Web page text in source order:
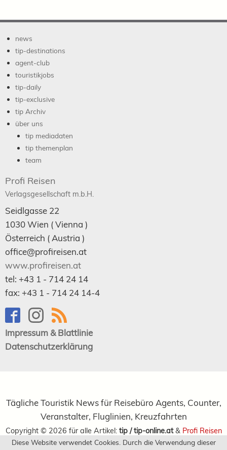
Diese Website verwendet Cookies. Durch die Verwendung dieser
news
tip-destinations
agent-club
touristikjobs
tip-daily
tip-exclusive
tip Archiv
über uns
tip mediadaten
tip themenplan
team
Profi Reisen
Verlagsgesellschaft m.b.H.
Seidlgasse 22
1030Wien ( Vienna )
Österreich ( Austria )
office@profireisen.at
www.profireisen.at
tel: +43 1 - 714 24 14
fax: +43 1 - 714 24 14-4
Impressum & Blattlinie
Datenschutzerklärung
Tägliche Touristik News für Reisebüro Agents, Counter,
Veranstalter, Fluglinien, Kreuzfahrten
Copyright © 2026 für alle Artikel: tip / tip-online.at& Profi Reisen
Verlagsgesellschaft m.b.H.